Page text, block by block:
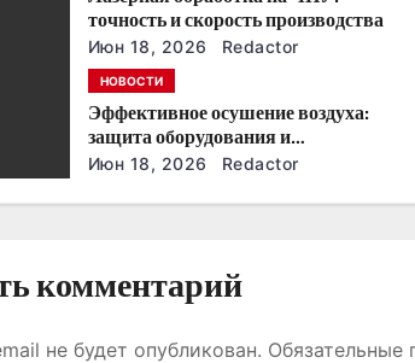
точность и скорость производства
Июн 18, 2026 Redactor
НОВОСТИ
Эффективное осушение воздуха:
защита оборудования и
производства
Июн 18, 2026 Redactor
комментарий
не будет опубликован. Обязательные